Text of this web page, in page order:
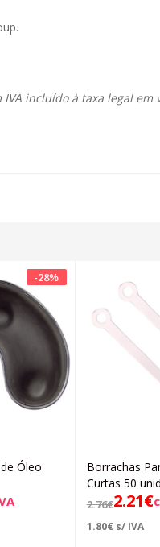
IVA incluído à taxa legal em
-28%
Óleo
Borrachas
Curtas 50
2.76€2.21€
1.80€ s/ IVA